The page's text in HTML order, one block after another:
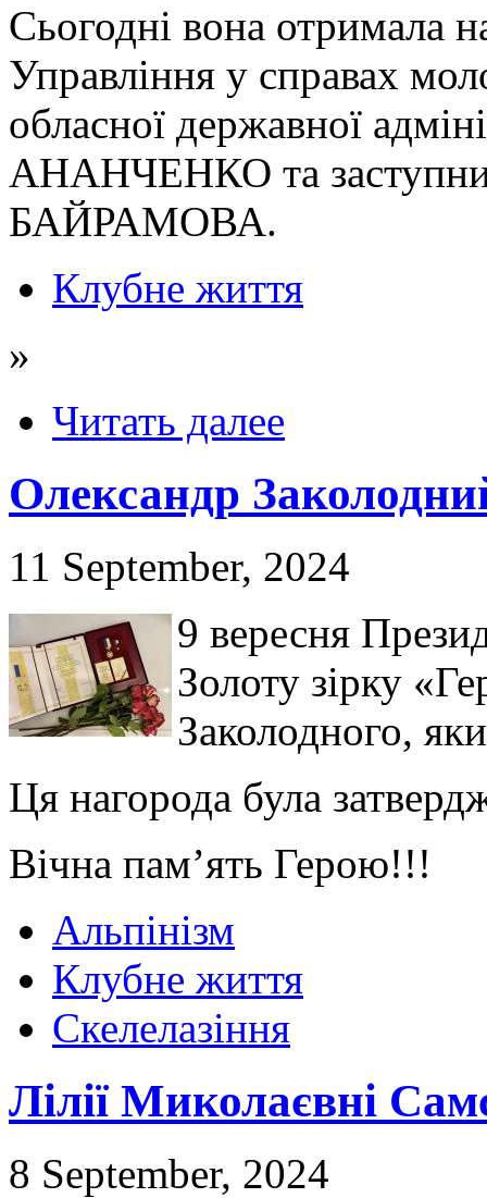
Сьогодні вона отримала
Управління у справах
обласної державної
АНАНЧЕНКО та
БАЙРАМОВА.
Клубне життя
»
Читать далее
Олександр
11 September, 2024
9 вересня
Золоту зірку
Заколодного,
Ця нагорода була
Вічна пам’ять Герою!!!
Альпінізм
Клубне життя
Скелелазіння
Лілії Миколаєвні
8 September, 2024